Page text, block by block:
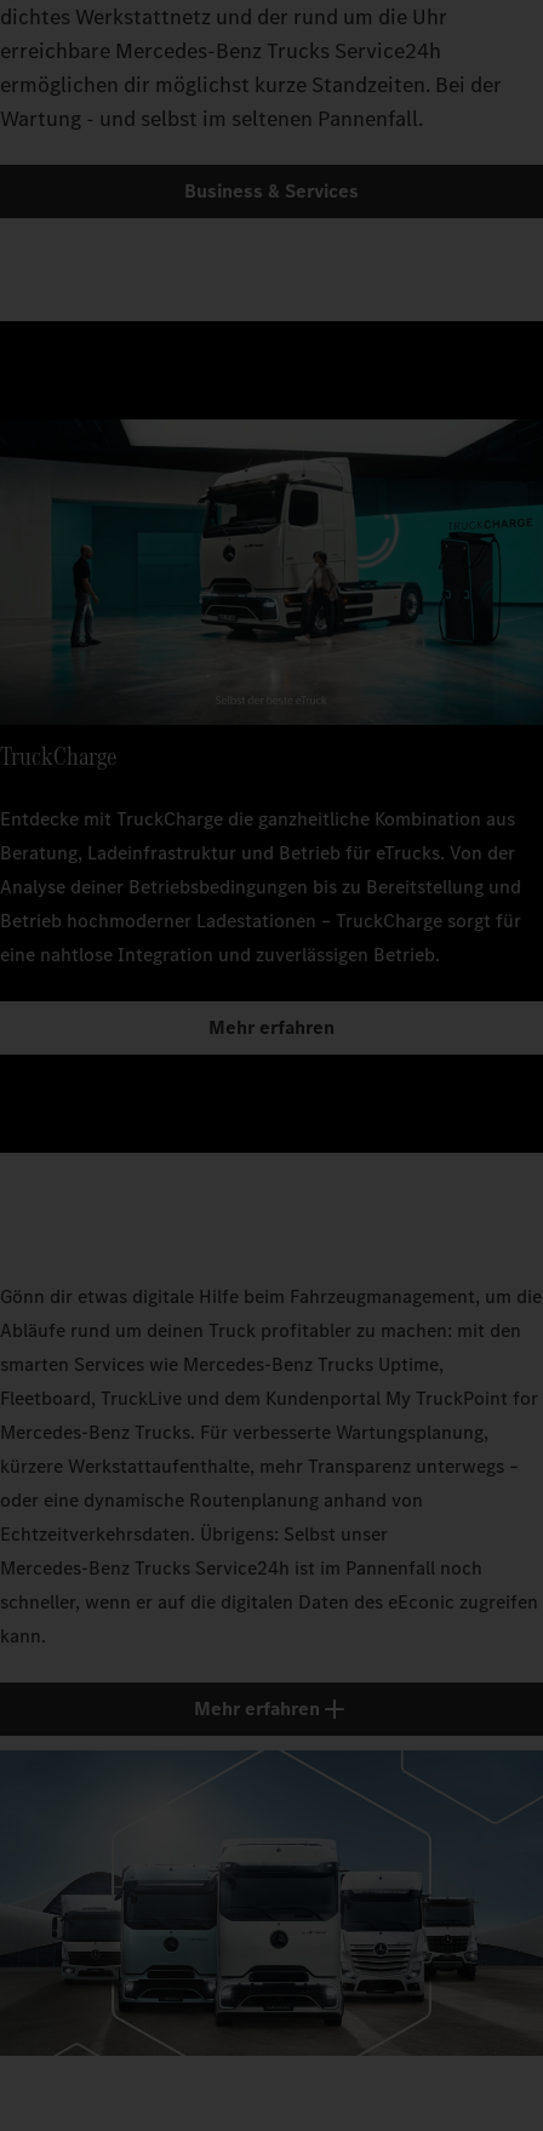
dichtes Werkstattnetz und der rund um die Uhr
erreichbare Mercedes-Benz Trucks Service24h
ermöglichen dir möglichst kurze Standzeiten. Bei der
Wartung - und selbst im seltenen Pannenfall.
Business & Services
TruckCharge
Entdecke mit TruckCharge die ganzheitliche Kombination aus
Beratung, Ladeinfrastruktur und Betrieb für eTrucks. Von der
Analyse deiner Betriebsbedingungen bis zu Bereitstellung und
Betrieb hochmoderner Ladestationen – TruckCharge sorgt für
eine nahtlose Integration und zuverlässigen Betrieb.
Mehr erfahren
Gönn dir etwas digitale Hilfe beim Fahrzeugmanagement, um die
Abläufe rund um deinen Truck profitabler zu machen: mit den
smarten Services wie Mercedes‑Benz Trucks Uptime,
Fleetboard, TruckLive und dem Kundenportal My TruckPoint for
Mercedes‑Benz Trucks. Für verbesserte Wartungsplanung,
kürzere Werkstattaufenthalte, mehr Transparenz unterwegs –
oder eine dynamische Routenplanung anhand von
Echtzeitverkehrsdaten. Übrigens: Selbst unser
Mercedes‑Benz Trucks Service24h ist im Pannenfall noch
schneller, wenn er auf die digitalen Daten des eEconic zugreifen
kann.
Mehr erfahren